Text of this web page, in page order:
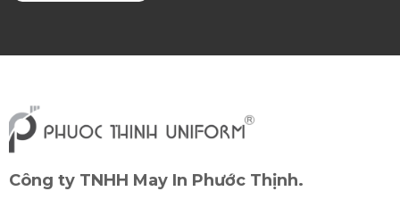
Công ty TNHH May In Phước Thịnh.